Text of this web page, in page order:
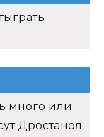
много или
Дростанол